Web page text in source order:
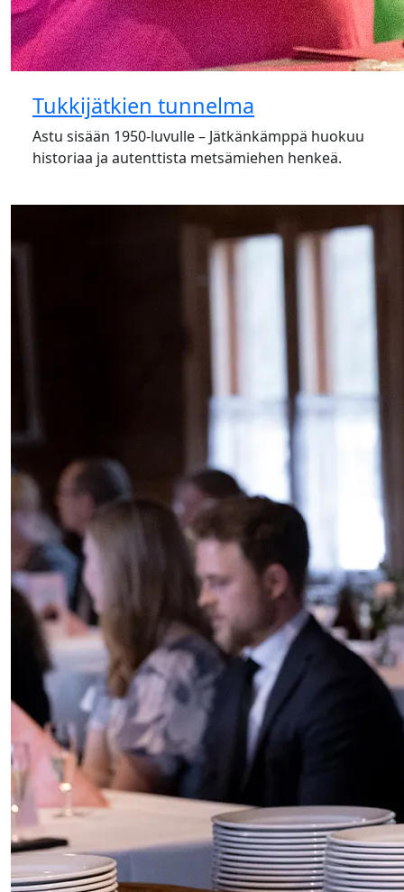
Tukkijätkien tunnelma
Astu sisään 1950-luvulle – Jätkänkämppä huokuu
historiaa ja autenttista metsämiehen henkeä.